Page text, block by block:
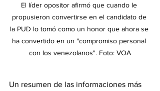
El líder opositor afirmó que cuando le
propusieron convertirse en el candidato de
la PUD lo tomó como un honor que ahora se
ha convertido en un "compromiso personal
con los venezolanos". Foto: VOA
Un resumen de las informaciones más